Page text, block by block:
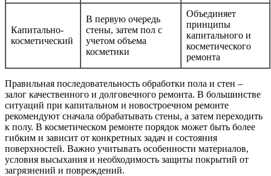
Капитально-
косметический
В первую очередь
стены, затем пол с
учетом объема
косметики
Объединяет
принципы
капитального и
косметического
ремонта
Правильная последовательность обработки пола и стен –
залог качественного и долговечного ремонта. В большинстве
ситуаций при капитальном и новостроечном ремонте
рекомендуют сначала обрабатывать стены, а затем переходить
к полу. В косметическом ремонте порядок может быть более
гибким и зависит от конкретных задач и состояния
поверхностей. Важно учитывать особенности материалов,
условия высыхания и необходимость защиты покрытий от
загрязнений и повреждений.